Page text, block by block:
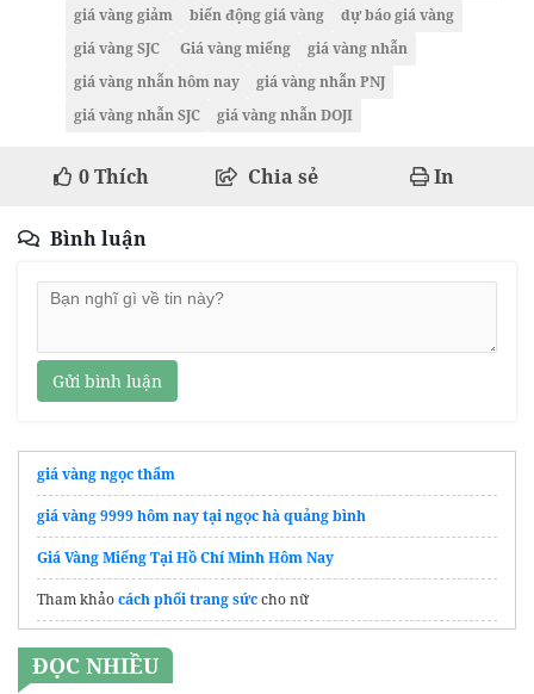
giá vàng giảm
biến động giá vàng
dự báo giá vàng
giá vàng SJC
Giá vàng miếng
giá vàng nhẫn
giá vàng nhẫn hôm nay
giá vàng nhẫn PNJ
giá vàng nhẫn SJC
giá vàng nhẫn DOJI
0Thích Chia sẻ In
Bình luận
Gửi bình luận
giá vàng ngọc thẩm
giá vàng 9999 hôm nay tại ngọc hà quảng bình
Giá Vàng Miếng Tại Hồ Chí Minh Hôm Nay
Tham khảocách phối trang sứccho nữ
Bảng giá vàng Bắc Ninh mới nhất
ĐỌC NHIỀU